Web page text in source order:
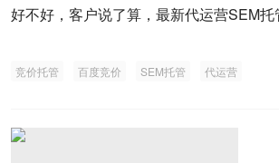
好不好，客户说了算，最新代运营SEM托
竞价托管 百度竞价 SEM托管 代运营